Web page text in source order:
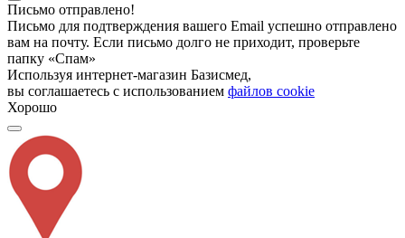
Письмо отправлено!
Письмо для подтверждения вашего Email успешно отправлено
вам на почту. Если письмо долго не приходит, проверьте
папку «Спам»
Используя интернет-магазин Базисмед,
вы соглашаетесь с использованием файлов cookie
Хорошо